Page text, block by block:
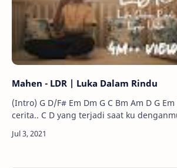
Mahen - LDR | Luka Dalam Rindu
(Intro) G D/F# Em Dm G C Bm Am D G Em banyak
cerita.. C D yang terjadi saat ku denganmu G Em